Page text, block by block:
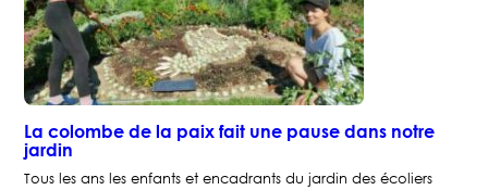
La colombe de la paix fait une pause dans notre
jardin
Tous les ans les enfants et encadrants du jardin des écoliers